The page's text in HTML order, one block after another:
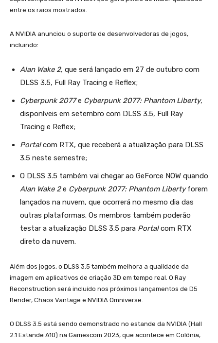
entre os raios mostrados.
A NVIDIA anunciou o suporte de desenvolvedoras de jogos,
incluindo:
Alan Wake 2, que será lançado em 27 de outubro com
DLSS 3.5, Full Ray Tracing e Reflex;
Cyberpunk 2077e Cyberpunk 2077: Phantom Liberty,
disponíveis em setembro com DLSS 3.5, Full Ray
Tracing e Reflex;
Portalcom RTX, que receberá a atualização para DLSS
3.5 neste semestre;
O DLSS 3.5 também vai chegar ao GeForce NOW quando
Alan Wake 2e Cyberpunk 2077: Phantom Libertyforem
lançados na nuvem, que ocorrerá no mesmo dia das
outras plataformas. Os membros também poderão
testar a atualização DLSS 3.5 para Portalcom RTX
direto da nuvem.
Além dos jogos, o DLSS 3.5 também melhora a qualidade da
imagem em aplicativos de criação 3D em tempo real. O Ray
Reconstruction será incluído nos próximos lançamentos de D5
Render, Chaos Vantage e NVIDIA Omniverse.
O DLSS 3.5 está sendo demonstrado no estande da NVIDIA (Hall
2.1 Estande A10) na Gamescom 2023, que acontece em Colônia,